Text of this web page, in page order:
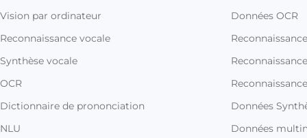
Vision par ordinateur
Reconnaissance vocale
Synthèse vocale
OCR
Dictionnaire de prononciation
NLU
Données OCR
Données
Données